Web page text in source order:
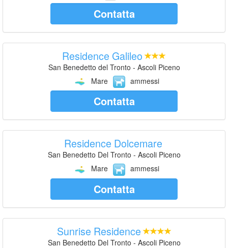
Contatta
Residence Galileo
San Benedetto del Tronto - Ascoli Piceno
Mare
ammessi
Contatta
Residence Dolcemare
San Benedetto Del Tronto - Ascoli Piceno
Mare
ammessi
Contatta
Sunrise Residence
San Benedetto Del Tronto - Ascoli Piceno